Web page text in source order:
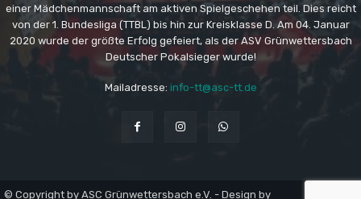
einer Mädchenmannschaft am aktiven Spielgeschehen teil. Dies reicht
von der 1. Bundesliga (TTBL) bis hin zur Kreisklasse D. Am 04. Januar
2020 wurde der größte Erfolg gefeiert, als der ASV Grünwettersbach
Deutscher Pokalsieger wurde!
Mailadresse: info-tt@asc-tt.de
© Copyright by ASC Grünwettersbach e.V. - Design by